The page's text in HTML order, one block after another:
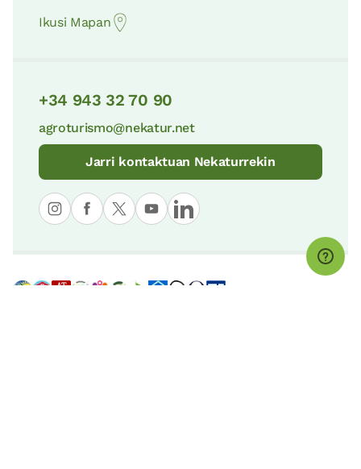
Ikusi Mapan
+34 943 32 70 90
agroturismo@nekatur.net
Jarri kontaktuan Nekaturrekin